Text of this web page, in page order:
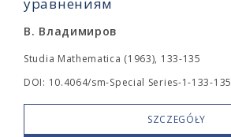
В. Владимиров
Studia Mathematica (1963), 133-135
DOI: 10.4064/sm-Special Series-1-133-135
SZCZEGÓŁY